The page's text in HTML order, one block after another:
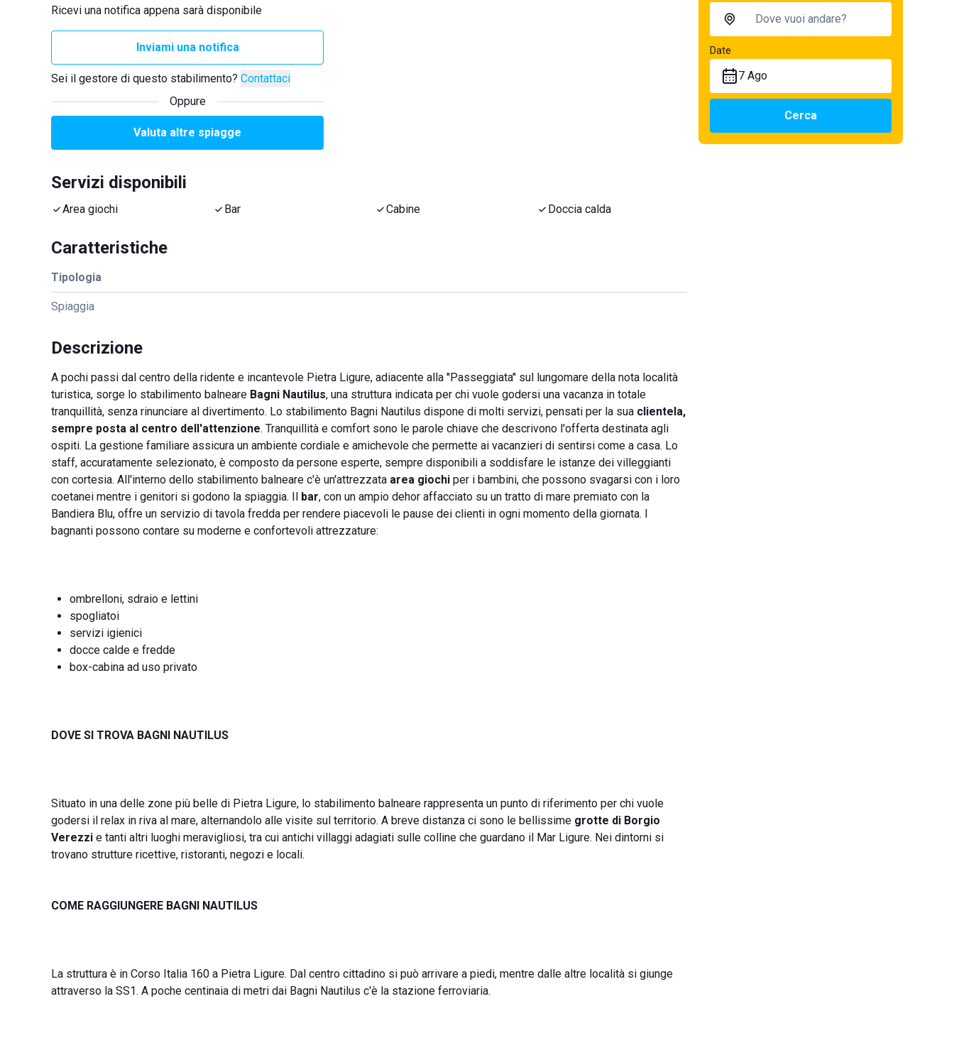
Ricevi una notifica appena sarà disponibile
Inviami una notifica
Sei il gestore di questo stabilimento? Contattaci
Oppure
Valuta altre spiagge
Servizi disponibili
Area giochi Bar Cabine Doccia calda
Caratteristiche
Tipologia
Spiaggia
Descrizione
A pochi passi dal centro della ridente e incantevole Pietra Ligure, adiacente alla ''Passeggiata'' sul lungomare della nota località
turistica, sorge lo stabilimento balneare Bagni Nautilus, una struttura indicata per chi vuole godersi una vacanza in totale
tranquillità, senza rinunciare al divertimento. Lo stabilimento Bagni Nautilus dispone di molti servizi, pensati per la sua clientela,
sempre posta al centro dell'attenzione. Tranquillità e comfort sono le parole chiave che descrivono l'offerta destinata agli
ospiti. La gestione familiare assicura un ambiente cordiale e amichevole che permette ai vacanzieri di sentirsi come a casa. Lo
staff, accuratamente selezionato, è composto da persone esperte, sempre disponibili a soddisfare le istanze dei villeggianti
con cortesia. All'interno dello stabilimento balneare c'è un'attrezzata area giochi per i bambini, che possono svagarsi con i loro
coetanei mentre i genitori si godono la spiaggia. Il bar, con un ampio dehor affacciato su un tratto di mare premiato con la
Bandiera Blu, offre un servizio di tavola fredda per rendere piacevoli le pause dei clienti in ogni momento della giornata. I
bagnanti possono contare su moderne e confortevoli attrezzature:
ombrelloni, sdraio e lettini
spogliatoi
servizi igienici
docce calde e fredde
box-cabina ad uso privato
DOVE SI TROVA BAGNI NAUTILUS
Situato in una delle zone più belle di Pietra Ligure, lo stabilimento balneare rappresenta un punto di riferimento per chi vuole
godersi il relax in riva al mare, alternandolo alle visite sul territorio. A breve distanza ci sono le bellissime grotte di Borgio
Verezzi e tanti altri luoghi meravigliosi, tra cui antichi villaggi adagiati sulle colline che guardano il Mar Ligure. Nei dintorni si
trovano strutture ricettive, ristoranti, negozi e locali.
COME RAGGIUNGERE BAGNI NAUTILUS
La struttura è in Corso Italia 160 a Pietra Ligure. Dal centro cittadino si può arrivare a piedi, mentre dalle altre località si giunge
attraverso la SS1. A poche centinaia di metri dai Bagni Nautilus c'è la stazione ferroviaria.
Date
7 Ago
Cerca